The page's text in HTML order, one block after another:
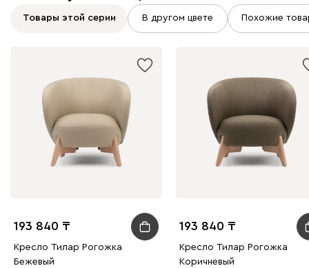
Товары этой серии В другом цвете Похожие
193 840
Кресло Тилар Рогожка
Бежевый
193 840
Кресло Тилар Рогожка
Коричневый